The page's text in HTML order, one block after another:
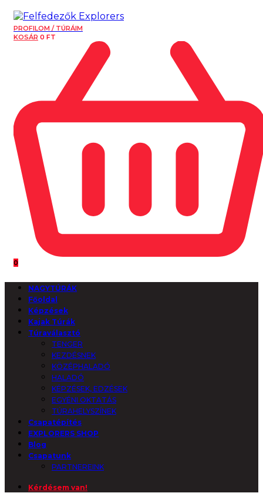
PROFILOM / TÚRÁIM
KOSÁR 0 FT
0
NAGYTÚRÁK
Főoldal
Képzések
Kajak Túrák
Túraválasztó
TENGER
KEZDÉSNEK
KÖZÉPHALADÓ
HALADÓ
KÉPZÉSEK, EDZÉSEK
EGYÉNI OKTATÁS
TÚRAHELYSZÍNEK
Csapatépítés
EXPLORERS SHOP
Blog
Csapatunk
PARTNEREINK
Kérdésem van!